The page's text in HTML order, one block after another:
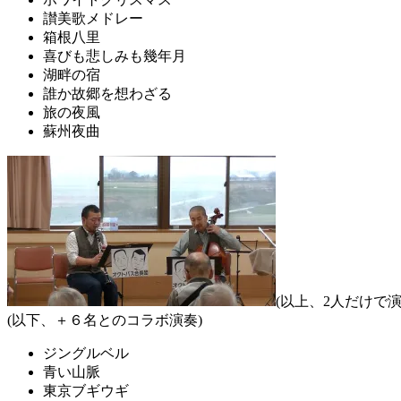
讃美歌メドレー
箱根八里
喜びも悲しみも幾年月
湖畔の宿
誰か故郷を想わざる
旅の夜風
蘇州夜曲
(以上、2人だけで
(以下、＋６名とのコラボ演奏)
ジングルベル
青い山脈
東京ブギウギ